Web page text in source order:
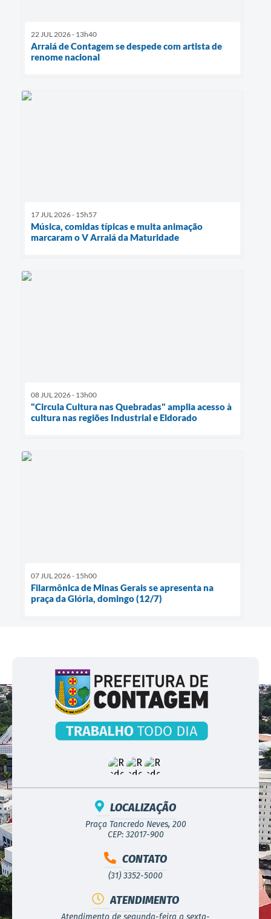
22 JUL 2026 - 13h40
Arraiá de Contagem se despede com artista de
renome nacional
17 JUL 2026 - 15h57
Música, comidas típicas e muita animação
marcaram o V Arraiá da Maturidade
08 JUL 2026 - 13h00
"Circula Cultura nas Quebradas" amplia acesso à
cultura nas regiões Industrial e Eldorado
07 JUL 2026 - 15h00
Filarmônica de Minas Gerais se apresenta na
praça da Glória, domingo (12/7)
LOCALIZAÇÃO
Praça Tancredo Neves, 200
CEP: 32017-900
CONTATO
(31) 3352-5000
ATENDIMENTO
Atendimento de segunda-feira a sexta-